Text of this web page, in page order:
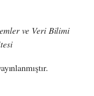
ve Veri Bilimi